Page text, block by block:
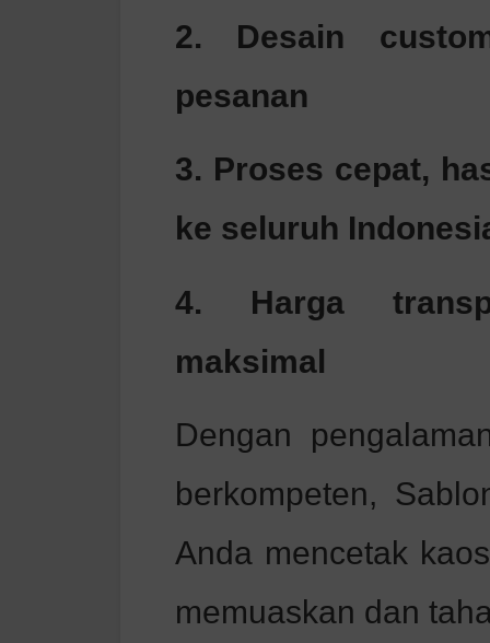
2. Desain
pesanan
3. Proses cepat,
ke seluruh
4. Harga
maksimal
Dengan
berkompeten,
Anda mencetak
memuaskan dan